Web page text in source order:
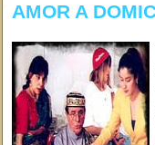
AMOR A